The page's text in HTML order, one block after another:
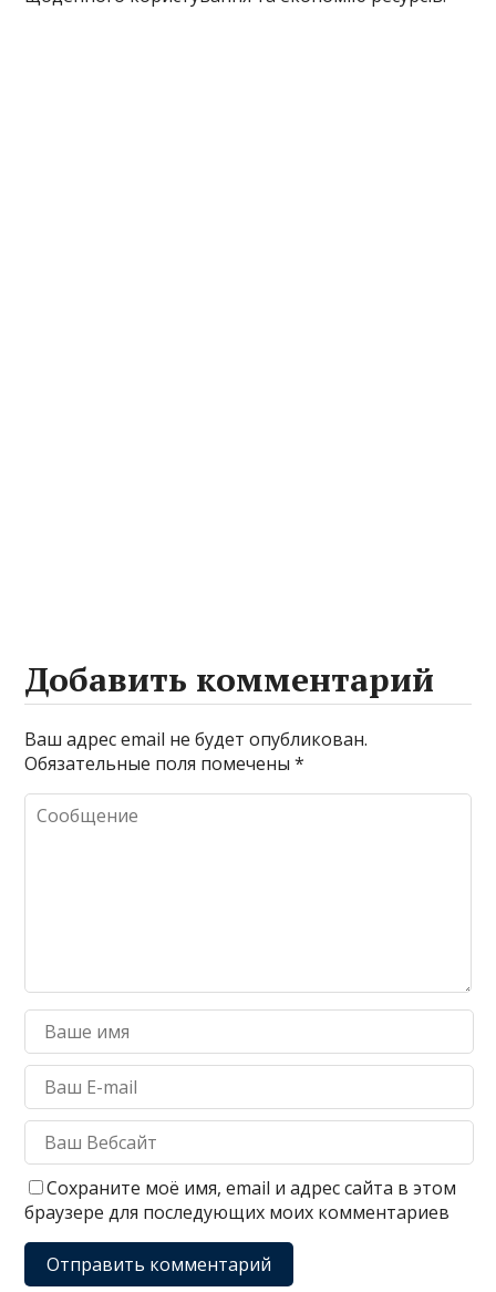
Добавить комментарий
Ваш адрес email не будет опубликован.
Обязательные поля помечены*
Сохраните моё имя, email и адрес сайта в этом
браузере для последующих моих комментариев